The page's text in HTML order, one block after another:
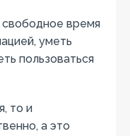
время
уметь
пользоваться
то и
а это